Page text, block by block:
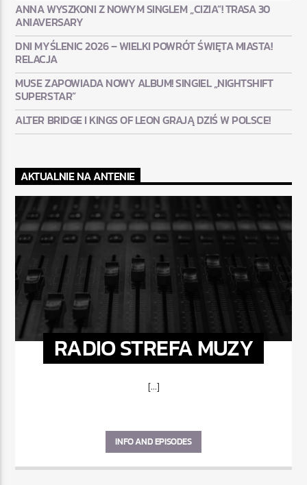
ANNA WYSZKONI Z NOWYM SINGLEM „CIZIA”! TRASA 30
ANIAVERSARY
DNI MYŚLENIC 2026 – WIELKI POWRÓT ŚWIĘTA MIASTA!
RELACJA
MUSE ZAPOWIADA NOWY ALBUM! SINGIEL „NIGHTSHIFT
SUPERSTAR”
ALTER BRIDGE I KINGS OF LEON GRAJĄ DZIŚ W POLSCE!
AKTUALNIE NA ANTENIE
RADIO STREFA MUZY
[...]
INFO AND EPISODES